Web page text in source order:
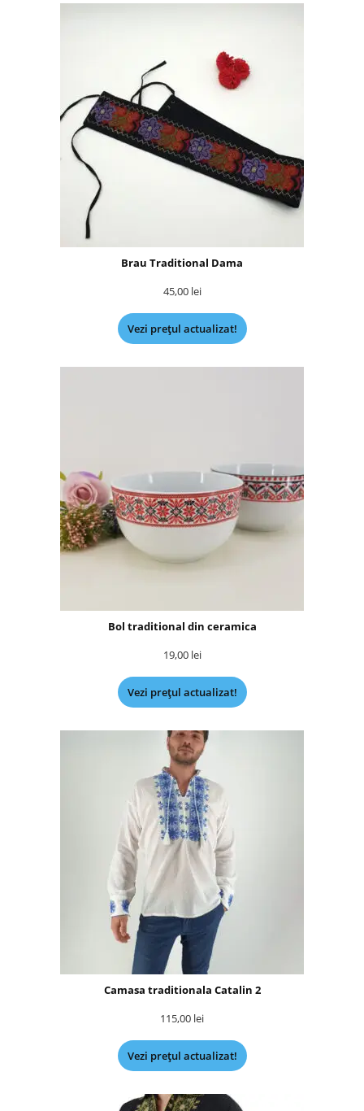
Brau Traditional Dama
45,00 lei
Vezi prețul actualizat!
Bol traditional din ceramica
19,00 lei
Vezi prețul actualizat!
Camasa traditionala Catalin 2
115,00 lei
Vezi prețul actualizat!